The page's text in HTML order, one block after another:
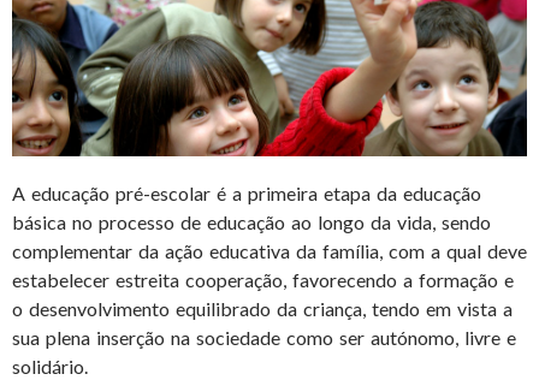
A educação pré-escolar é a primeira etapa da educação
básica no processo de educação ao longo da vida, sendo
complementar da ação educativa da família, com a qual deve
estabelecer estreita cooperação, favorecendo a formação e
o desenvolvimento equilibrado da criança, tendo em vista a
sua plena inserção na sociedade como ser autónomo, livre e
solidário.